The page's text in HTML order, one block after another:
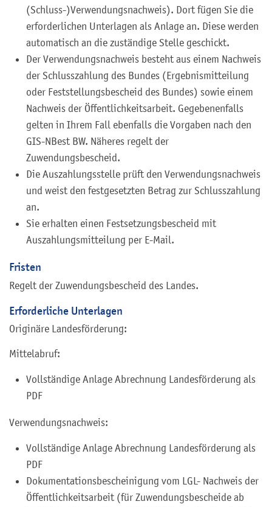
(Schluss-)Verwendungsnachweis). Dort fügen Sie die
erforderlichen Unterlagen als Anlage an. Diese werden
automatisch an die zuständige Stelle geschickt.
Der Verwendungsnachweis besteht aus einem Nachweis
der Schlusszahlung des Bundes (Ergebnismitteilung
oder Feststellungsbescheid des Bundes) sowie einem
Nachweis der Öffentlichkeitsarbeit. Gegebenenfalls
gelten in Ihrem Fall ebenfalls die Vorgaben nach den
GIS-NBest BW. Näheres regelt der
Zuwendungsbescheid.
Die Auszahlungsstelle prüft den Verwendungsnachweis
und weist den festgesetzten Betrag zur Schlusszahlung
an.
Sie erhalten einen Festsetzungsbescheid mit
Auszahlungsmitteilung per E-Mail.
Fristen
Regelt der Zuwendungsbescheid des Landes.
Erforderliche Unterlagen
Originäre Landesförderung:
Mittelabruf:
Vollständige Anlage Abrechnung Landesförderung als
PDF
Verwendungsnachweis:
Vollständige Anlage Abrechnung Landesförderung als
PDF
Dokumentationsbescheinigung vom LGL- Nachweis der
Öffentlichkeitsarbeit (für Zuwendungsbescheide ab